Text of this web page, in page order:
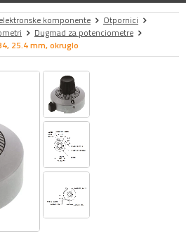
komponente
Otpornici
Dugmad za potenciometre
25.4 mm, okruglo